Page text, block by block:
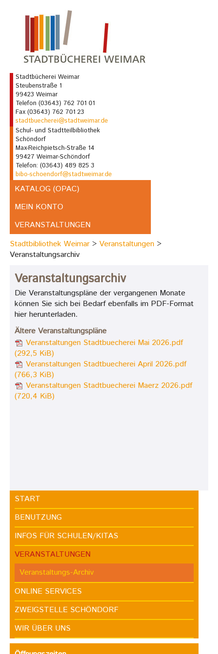
Stadtbücherei Weimar
Steubenstraße 1
99423 Weimar
Telefon (03643) 762 701 01
Fax (03643) 762 701 23
stadtbuecherei@stadtweimar.de
Schul- und Stadtteilbibliothek
Schöndorf
Max-Reichpietsch-Straße 14
99427 Weimar-Schöndorf
Telefon: (03643) 489 825 3
bibo-schoendorf@stadtweimar.de
KATALOG (OPAC)
MEIN KONTO
VERANSTALTUNGEN
Stadtbibliothek Weimar
Veranstaltungen
Veranstaltungsarchiv
Veranstaltungsarchiv
Die Veranstaltungspläne der vergangenen Monate
können Sie sich bei Bedarf ebenfalls im PDF-Format
hier herunterladen.
Ältere Veranstaltungspläne
Veranstaltungen Stadtbuecherei Mai 2026.pdf
(292,5 KiB)
Veranstaltungen Stadtbuecherei April 2026.pdf
(766,3 KiB)
Veranstaltungen Stadtbuecherei Maerz 2026.pdf
(720,4 KiB)
START
BENUTZUNG
INFOS FÜR SCHULEN/KITAS
VERANSTALTUNGEN
Veranstaltungs-Archiv
ONLINE SERVICES
ZWEIGSTELLE SCHÖNDORF
WIR ÜBER UNS